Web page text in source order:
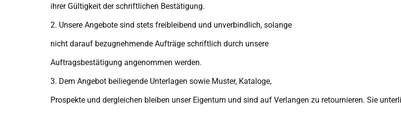
ihrer Gültigkeit der schriftlichen Bestätigung.
2. Unsere Angebote sind stets freibleibend und unverbindlich, solange
nicht darauf bezugnehmende Aufträge schriftlich durch unsere
Auftragsbestätigung angenommen werden.
3. Dem Angebot beiliegende Unterlagen sowie Muster, Kataloge,
Prospekte und dergleichen bleiben unser Eigentum und sind auf Verlangen zu retournieren. Sie